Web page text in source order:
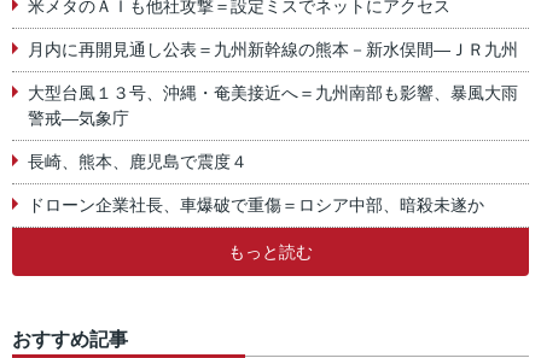
米メタのＡＩも他社攻撃＝設定ミスでネットにアクセス
月内に再開見通し公表＝九州新幹線の熊本－新水俣間―ＪＲ九州
大型台風１３号、沖縄・奄美接近へ＝九州南部も影響、暴風大雨
警戒―気象庁
長崎、熊本、鹿児島で震度４
ドローン企業社長、車爆破で重傷＝ロシア中部、暗殺未遂か
もっと読む
おすすめ記事